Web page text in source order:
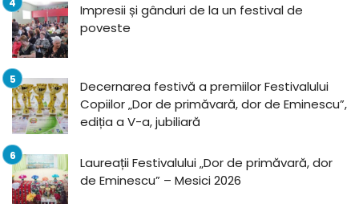
Impresii și gânduri de la un festival de
poveste
Decernarea festivă a premiilor Festivalului
Copiilor „Dor de primăvară, dor de Eminescu”,
ediția a V-a, jubiliară
Laureații Festivalului „Dor de primăvară, dor
de Eminescu” – Mesici 2026